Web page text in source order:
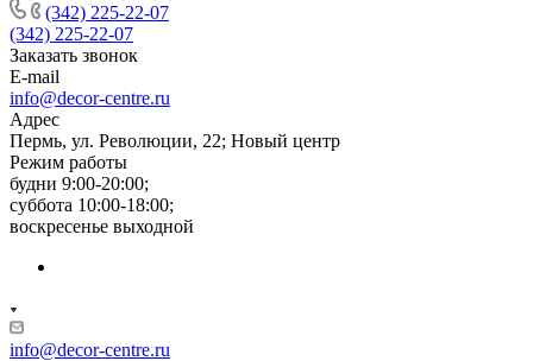
(342) 225-22-07
(342) 225-22-07
Заказать звонок
E-mail
info@decor-centre.ru
Адрес
Пермь, ул. Революции, 22; Новый центр
Режим работы
будни 9:00-20:00;
суббота 10:00-18:00;
воскресенье выходной
info@decor-centre.ru